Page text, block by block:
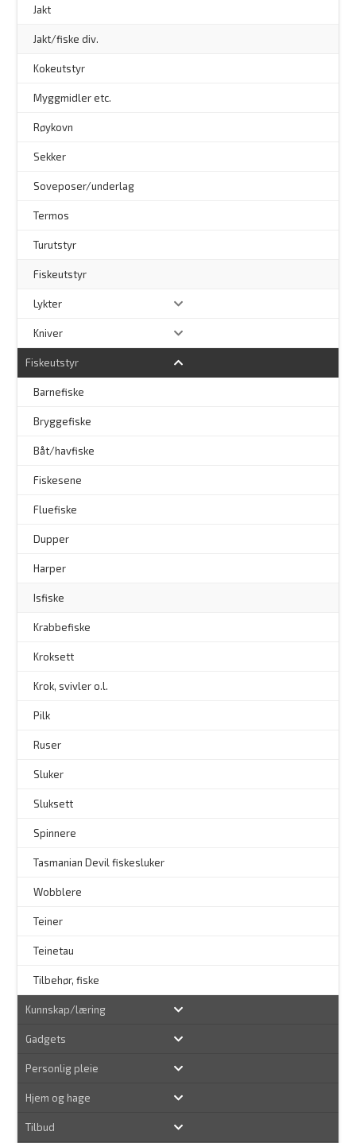
Jakt
Jakt/fiske div.
Kokeutstyr
Myggmidler etc.
Røykovn
Sekker
Soveposer/underlag
Termos
Turutstyr
Fiskeutstyr
Lykter
Kniver
Fiskeutstyr
Barnefiske
Bryggefiske
Båt/havfiske
Fiskesene
Fluefiske
Dupper
Harper
Isfiske
Krabbefiske
Kroksett
Krok, svivler o.l.
Pilk
Ruser
Sluker
Sluksett
Spinnere
Tasmanian Devil fiskesluker
Wobblere
Teiner
Teinetau
Tilbehør, fiske
Kunnskap/læring
Gadgets
Personlig pleie
Hjem og hage
Tilbud